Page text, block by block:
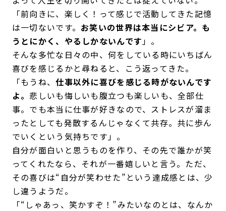
「前向きに、楽しく！って感じで活動してきた記憶
は一切ないです。 お笑いの世界は本当にシビア。も
うとにかく、やるしかないんです」。
そんな多忙な日々の中、何をしている時にいちばん
喜びを感じるかと尋ねると、こう返ってきた。
「もうね、仕事以外に喜びを感じる時がないんです
よ。悲しいも悔しいも腹立つも楽しいも、全部仕
事。でも本当に仕事が好きなので、ストレスが溜ま
ったとしても発散するんじゃなくて共存。共に歩ん
でいくという気持ちです」。
自分が面白いと思うものを作り、その先で誰かが笑
ってくれたなら、それが一番嬉しいと言う。ただ、
その喜びは“自分が笑わせた”という達成感とは、少
し違うようだ。
「“しゃあっ、笑かすぞ！”みたいなのとは、なんか